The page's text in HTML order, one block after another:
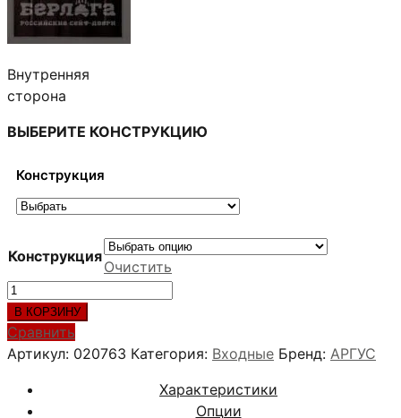
Внутренняя
сторона
ВЫБЕРИТЕ КОНСТРУКЦИЮ
Конструкция
Конструкция
Очистить
Количество
товара
МИШЕЛЬ
ВЕНГЕ
В КОРЗИНУ
Сравнить
Артикул: 020763 Категория: Входные Бренд: АРГУС
Характеристики
Опции